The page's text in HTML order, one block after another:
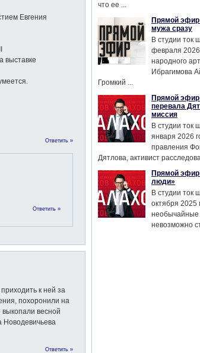
Евгения
выставке
Ответить »
Ответить »
к ней за
похоронили на
весной
Новодевичьева
Ответить »
что ее ...
Прямой
мужа сразу
В студии ток
февраля
народного
Ибрагимова
Громкий ...
Прямой
перевала
миссия
В студии ток
января 2026
правления
Дятлова, активист
Прямой
люди»
В студии ток
октября 2025
необычайные
невозможно